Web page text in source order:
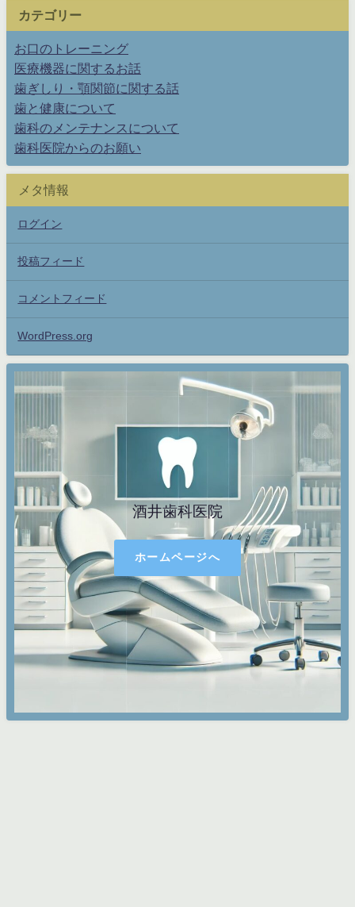
カテゴリー
お口のトレーニング
医療機器に関するお話
歯ぎしり・顎関節に関する話
歯と健康について
歯科のメンテナンスについて
歯科医院からのお願い
メタ情報
ログイン
投稿フィード
コメントフィード
WordPress.org
酒井歯科医院
ホームページへ